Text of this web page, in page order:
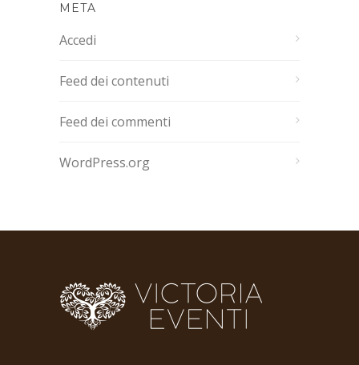
META
Accedi
Feed dei contenuti
Feed dei commenti
WordPress.org